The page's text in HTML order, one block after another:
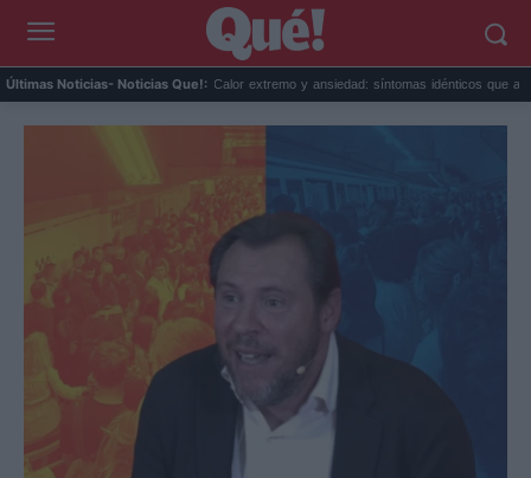
Últimas Noticias- Noticias Que!:
hoy mis... Calor extremo y ansiedad: síntomas idénticos que a... El